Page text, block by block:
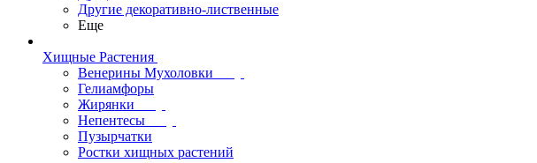
Другие декоративно-лиственные
Еще
Хищные Растения
Венерины Мухоловки
Гелиамфоры
Жирянки
Непентесы
Пузырчатки
Ростки хищных растений